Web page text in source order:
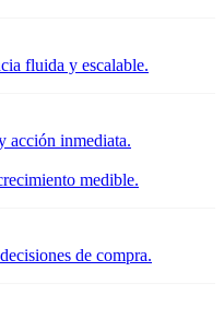
fluida y escalable.
acción inmediata.
medible.
de compra.